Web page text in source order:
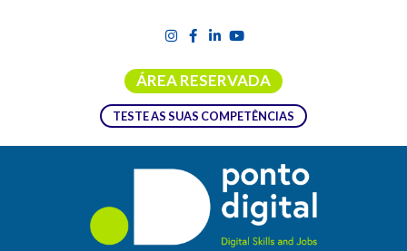
ÁREA RESERVADA
TESTE AS SUAS COMPETÊNCIAS